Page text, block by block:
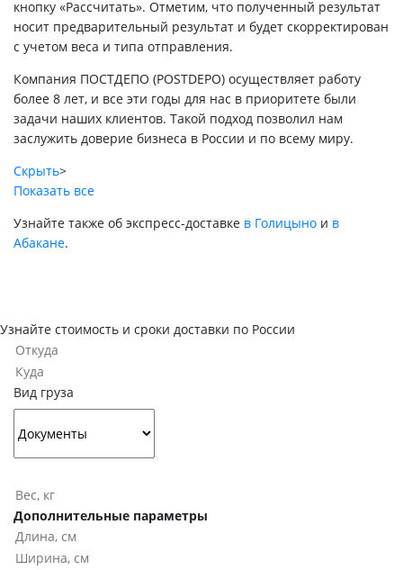
кнопку «Рассчитать». Отметим, что полученный результат
носит предварительный результат и будет скорректирован
с учетом веса и типа отправления.
Компания ПОСТДЕПО (POSTDEPO) осуществляет работу
более 8 лет, и все эти годы для нас в приоритете были
задачи наших клиентов. Такой подход позволил нам
заслужить доверие бизнеса в России и по всему миру.
Скрыть>
Показать все
Узнайте также об экспресс-доставке в Голицыно и в
Абакане.
Узнайте стоимость и сроки доставки по России
Вид груза
Дополнительные параметры